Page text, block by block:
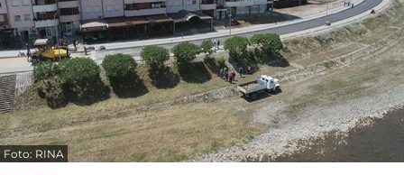
Foto: RINA